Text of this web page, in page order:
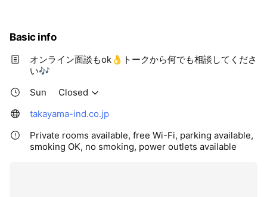
Basic info
オンライン面談もok👌トークから何でも相談してくださ
い🎶
Sun
Closed
takayama-ind.co.jp
Private rooms available, free Wi-Fi, parking available,
smoking OK, no smoking, power outlets available